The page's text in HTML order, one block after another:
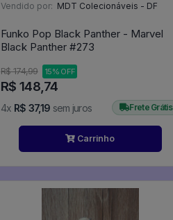
Vendido por: MDT Colecionáveis - DF
Funko Pop Black Panther - Marvel
Black Panther #273
R$ 174,99 15% OFF
R$ 148,74
4x R$ 37,19 sem juros Frete Grátis
Carrinho